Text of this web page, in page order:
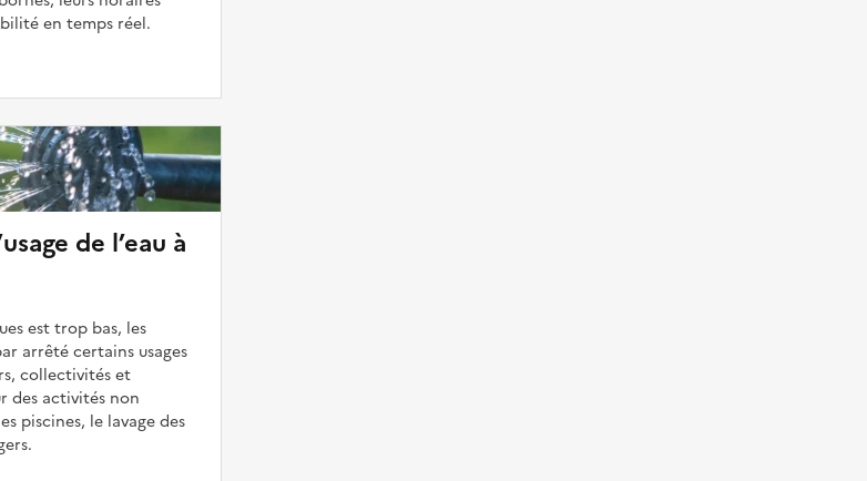
en temps réel.
de l’eau à
est trop bas, les
arrêté certains usages
collectivités et
des activités non
piscines, le lavage des